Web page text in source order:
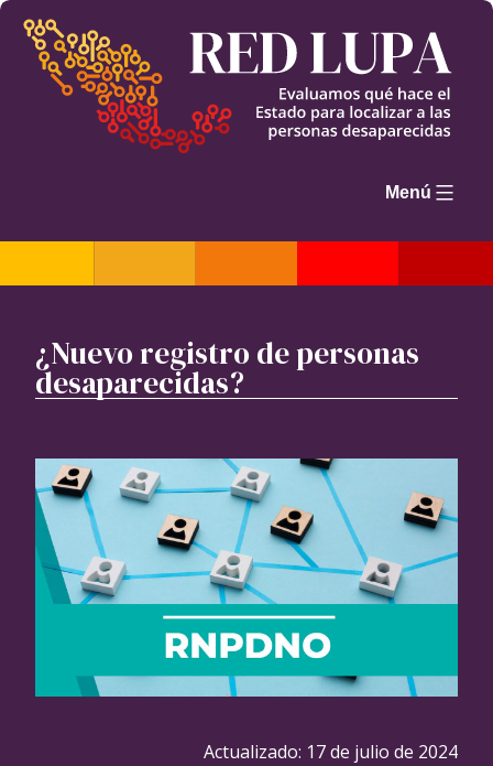
al
contenido
Menú
¿Nuevo registro de personas
desaparecidas?
Actualizado: 17 de julio de 2024